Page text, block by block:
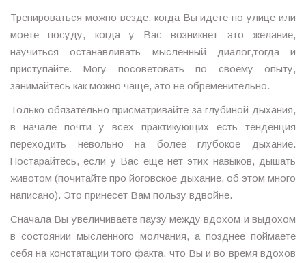
Тренироваться можно везде: когда Вы идете по улице или
моете посуду, когда у Вас возникнет это желание,
научиться останавливать мысленный диалог,тогда и
приступайте. Могу посоветовать по своему опыту,
занимайтесь как можно чаще, это не обременительно.
Только обязательно присматривайте за глубиной дыхания,
в начале почти у всех практикующих есть тенденция
переходить невольно на более глубокое дыхание.
Постарайтесь, если у Вас еще нет этих навыков, дышать
животом (почитайте про йоговское дыхание, об этом много
написано). Это принесет Вам пользу вдвойне.
Сначала Вы увеличиваете паузу между вдохом и выдохом
в состоянии мысленного молчания, а позднее поймаете
себя на констатации того факта, что Вы и во время вдохов